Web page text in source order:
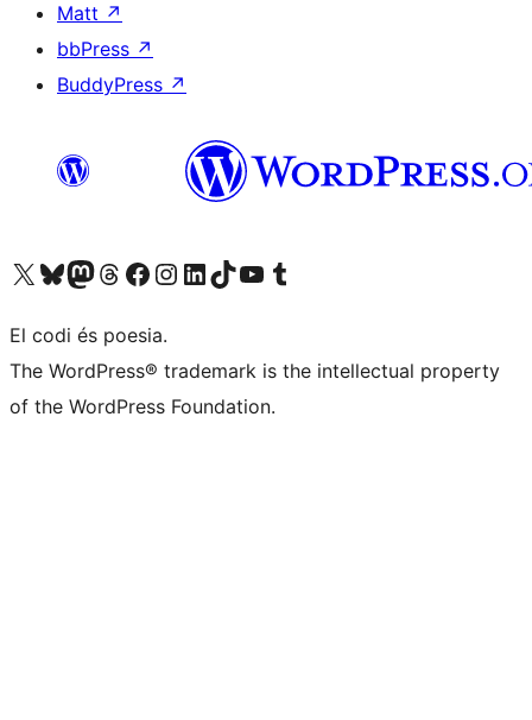
Matt ↗
bbPress ↗
BuddyPress ↗
Visiteu el nostre compte X (abans Twitter)
Visiteu el nostre compte de Bluesky
Visiteu el nostre compte al Mastodon
Visiteu el nostre compte de Threads
Visiteu la nostra pàgina al Facebook
Visiteu el nostre compte d'Instagram
Visiteu el nostre compte de LinkedIn
Visiteu el nostre compte de TikTok
Visiteu el nostre canal al YouTube
Visiteu el nostre compte de Tumblr
El codi és poesia.
The WordPress® trademark is the intellectual property
of the WordPress Foundation.